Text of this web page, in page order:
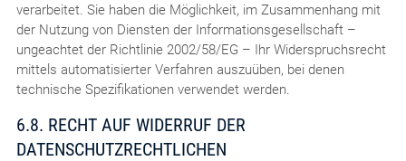
verarbeitet. Sie haben die Möglichkeit, im Zusammenhang mit
der Nutzung von Diensten der Informationsgesellschaft –
ungeachtet der Richtlinie 2002/58/EG – Ihr Widerspruchsrecht
mittels automatisierter Verfahren auszuüben, bei denen
technische Spezifikationen verwendet werden.
6.8. RECHT AUF WIDERRUF DER
DATENSCHUTZRECHTLICHEN